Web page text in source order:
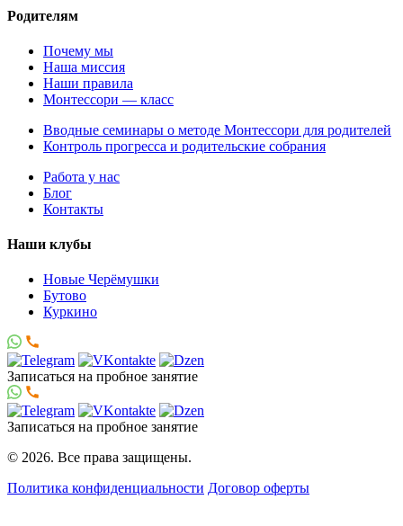
Родителям
Почему мы
Наша миссия
Наши правила
Монтессори — класс
Вводные семинары о методе Монтессори для родителей
Контроль прогресса и родительские собрания
Работа у нас
Блог
Контакты
Наши клубы
Новые Черёмушки
Бутово
Куркино
Записаться на пробное занятие
Записаться на пробное занятие
© 2026. Все права защищены.
Политика конфиденциальности Договор оферты